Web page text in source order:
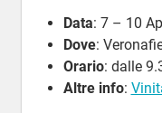
Data: 7 – 10
Dove:
Orario: dalle
Altre info: